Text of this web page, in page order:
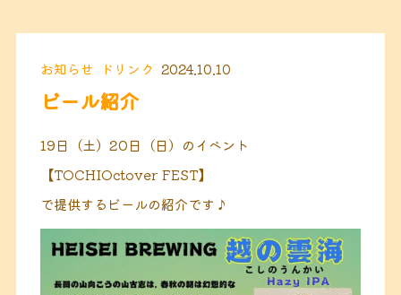
お知らせ ドリンク 2024.10.10
ビール紹介
19日（土）20日（日）のイベント
【TOCHIOctover FEST】
で提供するビールの紹介です♪